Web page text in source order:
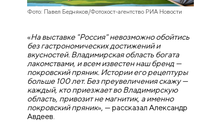
Фото: Павел Бедняков/Фотохост-агентство РИА Новости
«На выставке "Россия" невозможно обойтись
без гастрономических достижений и
вкусностей. Владимирская область богата
лакомствами, и всем известен наш бренд —
покровский пряник. Истории его рецептуры
больше 100 лет. Без преувеличения скажу —
каждый, кто приезжает во Владимирскую
область, привозит не магнитик, а именно
покровский пряник», — рассказал Александр
Авдеев.